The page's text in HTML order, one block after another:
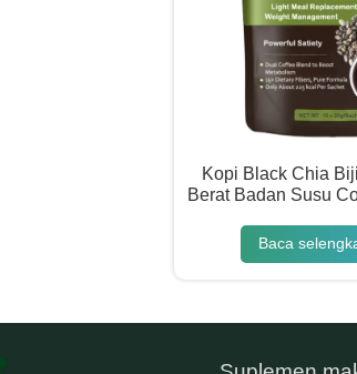
Kopi Black Chia
Berat Badan Susu
Baca